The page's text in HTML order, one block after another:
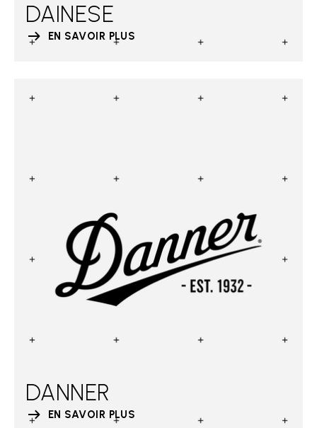
DAINESE
EN SAVOIR PLUS
DANNER
EN SAVOIR PLUS